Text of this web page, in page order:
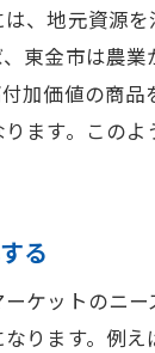
高収入を
求人情報
成功へ導
、地元資源
東金市は農
加価値の商
ます。この
る
ケットのニ
ります。例